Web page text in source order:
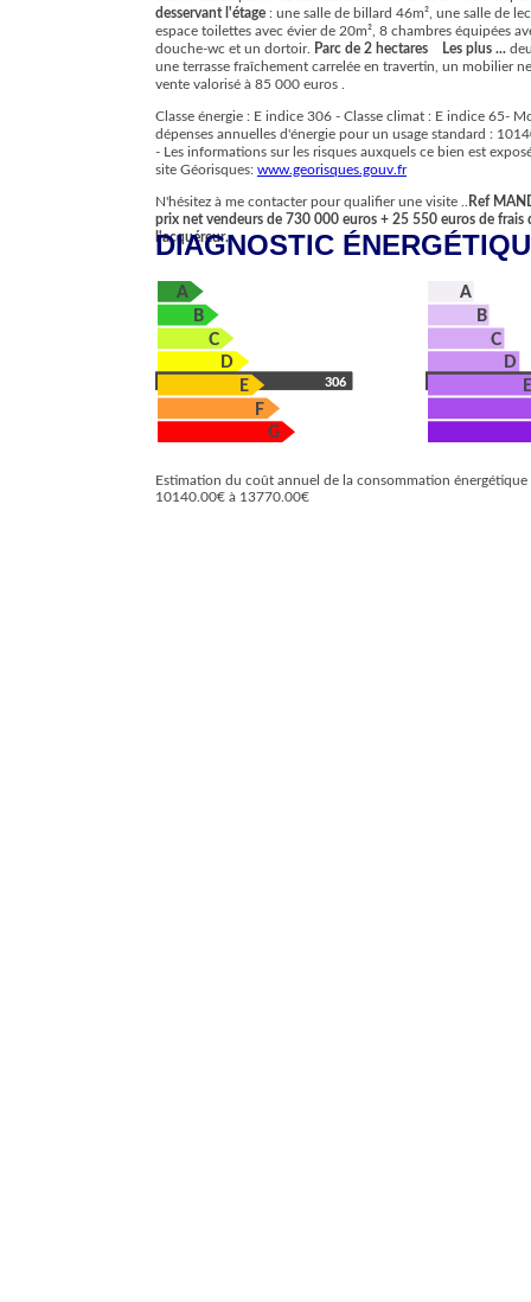
desservant l'étage: une salle de billard 46m², une salle de
espace toilettes avec évier de 20m², 8 chambres équipées
douche-wc et un dortoir. Parc de 2 hectares Les plus ...
une terrasse fraîchement carrelée en travertin, un mobilier
vente valorisé à 85 000 euros .
Classe énergie : E indice 306 - Classe climat : E indice 65-
dépenses annuelles d'énergie pour un usage standard :
- Les informations sur les risques auxquels ce bien est
site Géorisques: www.georisques.gouv.fr
N'hésitez à me contacter pour qualifier une visite ..
Ref
prix net vendeurs de 730 000 euros + 25 550 euros de frais
l'acquéreur.
DIAGNOSTIC
A
B
C
D
306
E
F
G
A
B
C
D
Estimation du coût annuel de la consommation
10140.00€ à 13770.00€